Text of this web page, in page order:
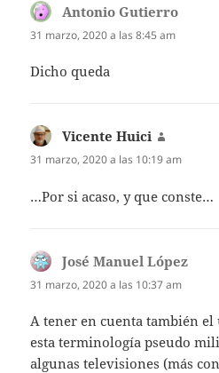
Antonio Gutierro
31 marzo, 2020 a las 8:45 am
Dicho queda
Vicente Huici
31 marzo, 2020 a las 10:19 am
…Por si acaso, y que conste…
José Manuel López
31 marzo, 2020 a las 10:37 am
A tener en cuenta también el
esta terminología pseudo
algunas televisiones (más